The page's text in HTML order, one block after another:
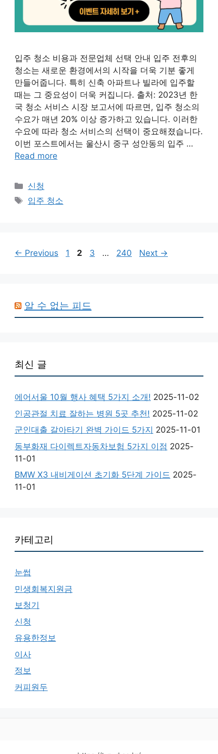
입주 청소 비용과 전문업체 선택 안내 입주 전후의
청소는 새로운 환경에서의 시작을 더욱 기분 좋게
만들어줍니다. 특히 신축 아파트나 빌라에 입주할
때는 그 중요성이 더욱 커집니다. 출처: 2023년 한
국 청소 서비스 시장 보고서에 따르면, 입주 청소의
수요가 매년 20% 이상 증가하고 있습니다. 이러한
수요에 따라 청소 서비스의 선택이 중요해졌습니다.
이번 포스트에서는 울산시 중구 성안동의 입주 …
Read more
Categories
신청
Tags
입주 청소
← Previous Page
1 Page
2 Page
3 … Page
240 Next →
알 수 없는 피드
최신 글
에어서울 10월 행사 혜택 5가지 소개! 2025-11-02
인공관절 치료 잘하는 병원 5곳 추천! 2025-11-02
군인대출 갈아타기 완벽 가이드 5가지 2025-11-01
동부화재 다이렉트자동차보험 5가지 이점 2025-
11-01
BMW X3 내비게이션 초기화 5단계 가이드 2025-
11-01
카테고리
눈썹
민생회복지원금
보청기
신청
유용한정보
이사
정보
커피원두